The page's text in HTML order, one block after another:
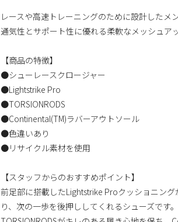
レースや高速トレーニングのために設計したメ
通気性とサポート性に優れる柔軟なメッシュア
【商品の特徴】
●シューレースクロージャー
●Lightstrike Pro
●TORSIONRODS
●Continental(TM)ラバーアウトソール
●色違いあり
●リサイクル素材を使用
【スタッフからのおすすめポイント】
前足部に搭載したLightstrike Proクッショニン
り、次の一歩を後押ししてくれるシューズです。